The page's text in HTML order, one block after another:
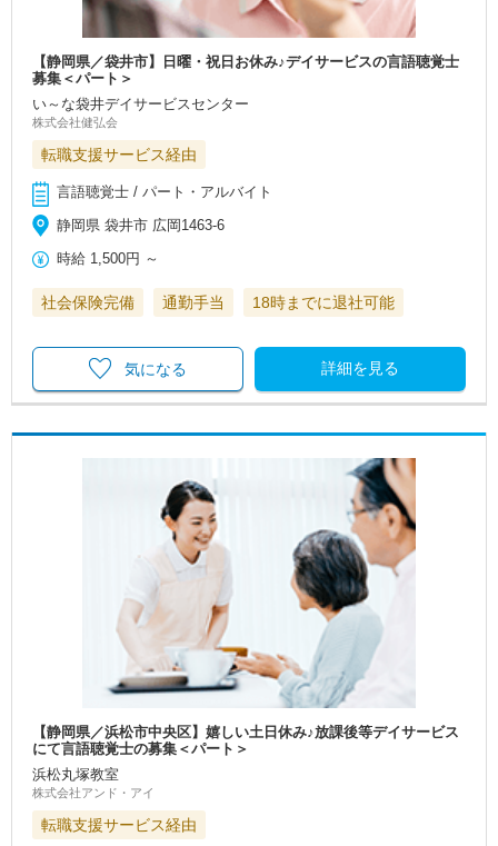
【静岡県／袋井市】日曜・祝日お休み♪デイサービスの言語聴覚士
募集＜パート＞
い～な袋井デイサービスセンター
株式会社健弘会
転職支援サービス経由
言語聴覚士 / パート・アルバイト
静岡県 袋井市 広岡1463-6
時給 1,500円 ～
社会保険完備 通勤手当 18時までに退社可能
詳細を見る
気になる
【静岡県／浜松市中央区】嬉しい土日休み♪放課後等デイサービス
にて言語聴覚士の募集＜パート＞
浜松丸塚教室
株式会社アンド・アイ
転職支援サービス経由